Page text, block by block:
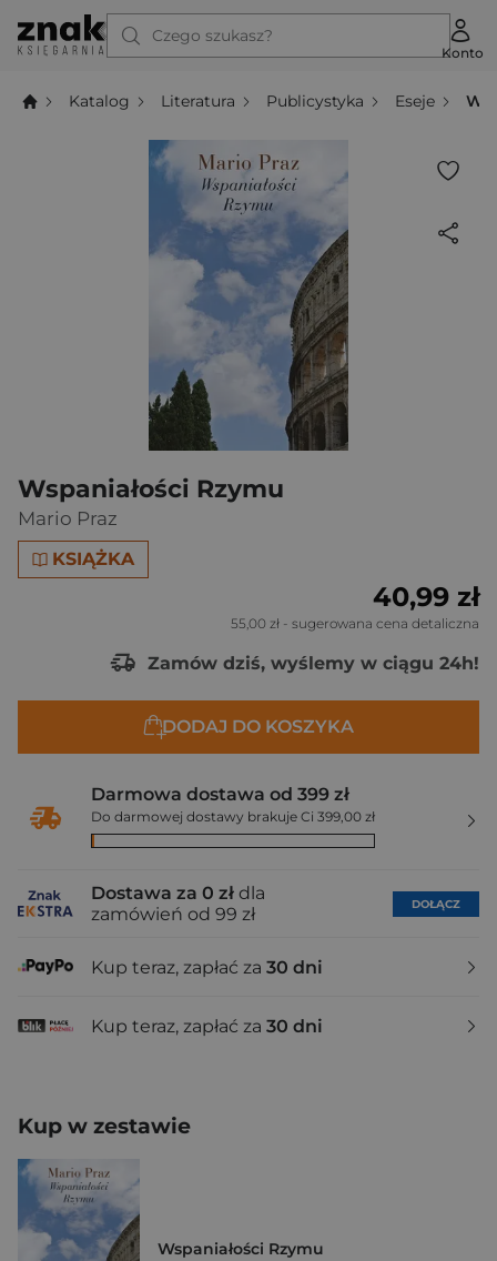
Czego szukasz?
Konto
Katalog Literatura Publicystyka Eseje
Wspaniałości Rzymu
Mario Praz
KSIĄŻKA
40,99 zł
55,00 zł - sugerowana cena detaliczna
Zamów dziś, wyślemy w ciągu 24h!
DODAJ DO KOSZYKA
Darmowa dostawa od 399 zł
Do darmowej dostawy brakuje Ci 399,00 zł
Dostawa za 0 zł dla
zamówień od 99 zł
DOŁĄCZ
Kup teraz, zapłać za 30 dni
Kup teraz, zapłać za 30 dni
Kup w zestawie
Wspaniałości Rzymu